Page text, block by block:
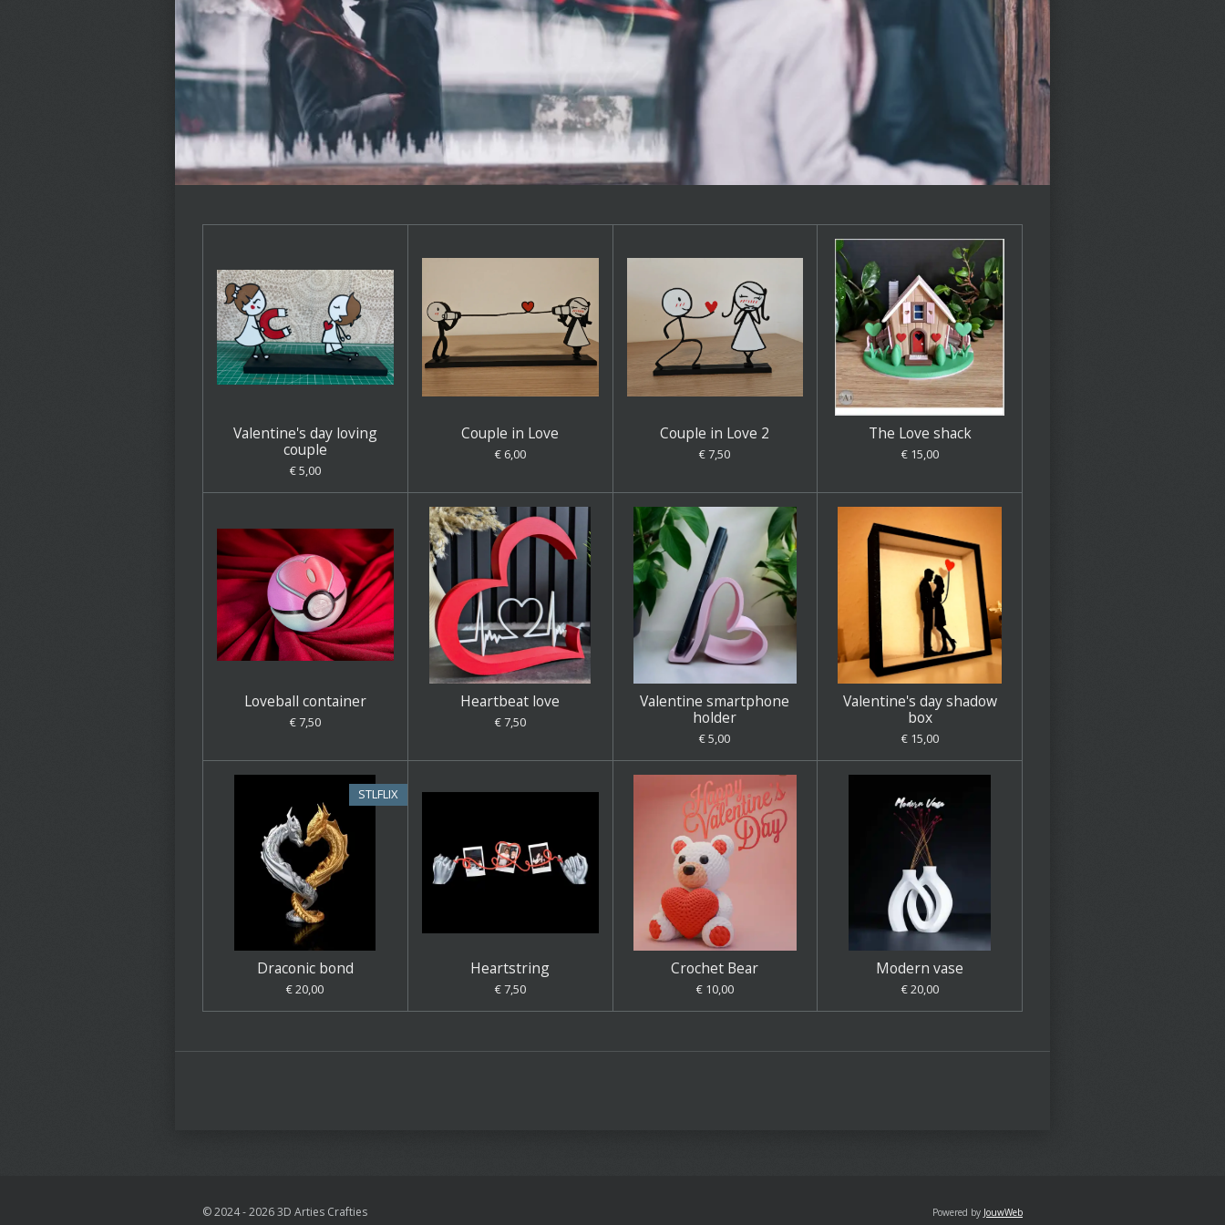
Valentine's day loving
couple
€ 5,00
Couple in Love
€ 6,00
Couple in Love 2
€ 7,50
The Love shack
€ 15,00
Loveball container
€ 7,50
Heartbeat love
€ 7,50
Valentine smartphone
holder
€ 5,00
Valentine's day shadow
box
€ 15,00
STLFLIX
Draconic bond
€ 20,00
Heartstring
€ 7,50
Crochet Bear
€ 10,00
Modern vase
€ 20,00
© 2024 - 2026 3D Arties Crafties Powered by JouwWeb